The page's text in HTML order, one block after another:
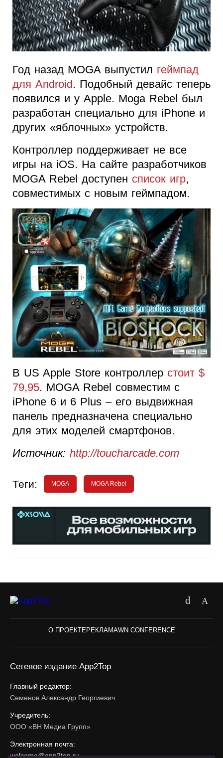
Год назад MOGA выпустил геймпад
для Android. Подобный девайс теперь
появился и у Apple. Moga Rebel был
разработан специально для iPhone и
других «яблочных» устройств.
Контроллер поддерживает не все
игры на iOS. На сайте разработчиков
MOGA Rebel доступен список игр,
совместимых с новым геймпадом.
В US Apple Store контроллер стоит $
79,95. MOGA Rebel совместим с
iPhone 6 и 6 Plus – его выдвижная
панель предназначена специально
для этих моделей смартфонов.
Источник: http://toucharcade.com
Теги: MOGA MOGA Rebel
О ПРОЕКТЕРЕКЛАМАWN CONFERENCE
Сетевое издание App2Top
Главный редактор:
Семенов Александр Георгиевич
Учредитель:
ООО «ВН Медиа Групп»
Электронная почта:
welcome@app2top.ru